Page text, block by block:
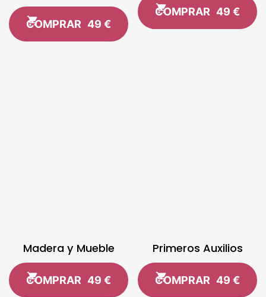
COMPRAR 49 €
COMPRAR 49 €
Madera y Mueble
COMPRAR 49 €
Primeros Auxilios
COMPRAR 49 €